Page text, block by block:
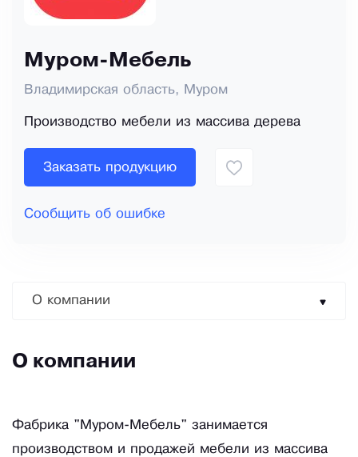
Муром-Мебель
Владимирская область, Муром
Производство мебели из массива дерева
Заказать продукцию
Сообщить об ошибке
О компании
О компании
Фабрика "Муром-Мебель" занимается
производством и продажей мебели из массива